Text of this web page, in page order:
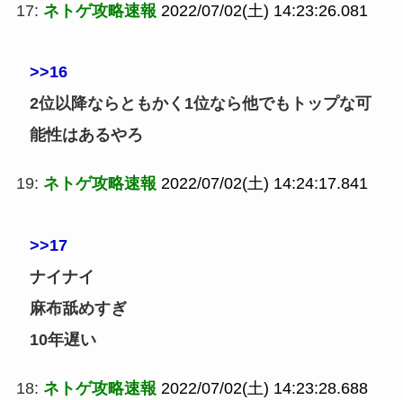
17: ネトゲ攻略速報 2022/07/02(土) 14:23:26.081
>>16
2位以降ならともかく1位なら他でもトップな可
能性はあるやろ
19: ネトゲ攻略速報 2022/07/02(土) 14:24:17.841
>>17
ナイナイ
麻布舐めすぎ
10年遅い
18: ネトゲ攻略速報 2022/07/02(土) 14:23:28.688